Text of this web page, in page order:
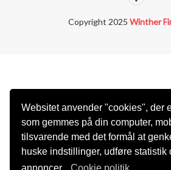
Websitet anvender "cookies", der
som gemmes på din computer,
tilsvarende med det formål at
huske indstillinger, udføre statistik
Copyright 2025 Winther